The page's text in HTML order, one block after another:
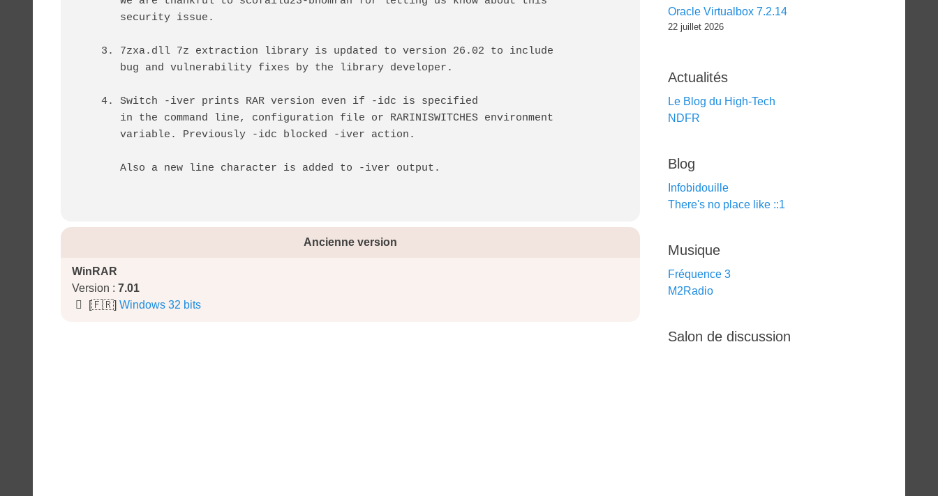
     security issue.
  3. 7zxa.dll 7z extraction library is updated to version 26.02 to include
     bug and vulnerability fixes by the library developer.
  4. Switch -iver prints RAR version even if -idc is specified
     in the command line, configuration file or RARINISWITCHES environment
     variable. Previously -idc blocked -iver action.
     Also a new line character is added to -iver output.
Ancienne version
WinRAR
Version : 7.01
[🇫🇷] Windows 32 bits
Oracle Virtualbox 7.2.14
22 juillet 2026
Actualités
Le Blog du High-Tech
NDFR
Blog
Infobidouille
There's no place like ::1
Musique
Fréquence 3
M2Radio
Salon de discussion